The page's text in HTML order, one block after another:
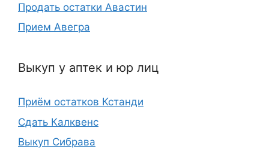
Продать остатки Авастин
Прием Авегра
Выкуп у аптек и юр лиц
Приём остатков Кстанди
Сдать Калквенс
Выкуп Сибрава